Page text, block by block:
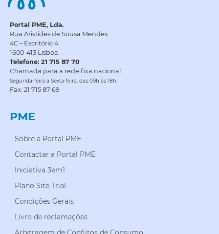
Portal PME, Lda.
Rua Aristides de Sousa Mendes
4C – Escritório 4
1600-413 Lisboa.
Telefone: 21 715 87 70
Chamada para a rede fixa nacional
Segunda-feira a Sexta-feira, das 09h às 18h.
Fax: 21 715 87 69
PME
Sobre a Portal PME
Contactar a Portal PME
Iniciativa 3em1
Plano Site Trial
Condições Gerais
Livro de reclamações